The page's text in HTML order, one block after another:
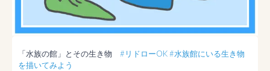
「水族の館」とその生き物 #リドローOK#水族館にいる生き物
を描いてみよう